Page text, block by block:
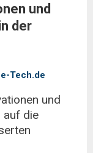
und
der
Tech.de
und
auf die